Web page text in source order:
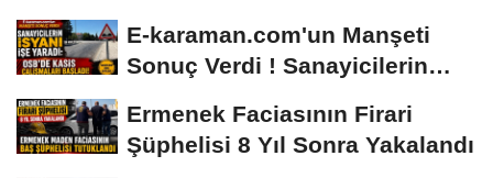
E-karaman.com'un Manşeti
Sonuç Verdi ! Sanayicilerin
Ermenek Faciasının Firari
Şüphelisi 8 Yıl Sonra Yakalandı